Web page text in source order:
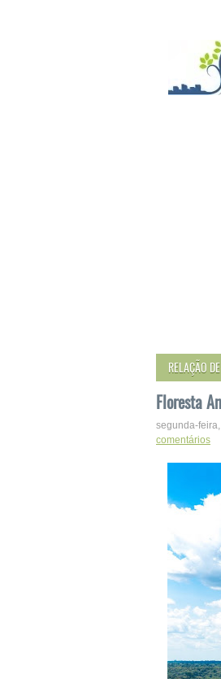
RELAÇÃO
Floresta
segunda-
comentários